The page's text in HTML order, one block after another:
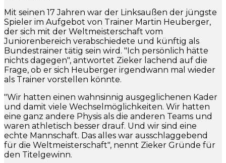
Mit seinen 17 Jahren war der Linksaußen der jüngste
Spieler im Aufgebot von Trainer Martin Heuberger,
der sich mit der Weltmeisterschaft vom
Juniorenbereich verabschiedete und künftig als
Bundestrainer tätig sein wird. "Ich persönlich hätte
nichts dagegen", antwortet Zieker lachend auf die
Frage, ob er sich Heuberger irgendwann mal wieder
als Trainer vorstellen könnte.
"Wir hatten einen wahnsinnig ausgeglichenen Kader
und damit viele Wechselmöglichkeiten. Wir hatten
eine ganz andere Physis als die anderen Teams und
waren athletisch besser drauf. Und wir sind eine
echte Mannschaft. Das alles war ausschlaggebend
für die Weltmeisterschaft", nennt Zieker Gründe für
den Titelgewinn.